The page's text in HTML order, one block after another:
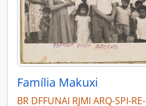
Família Makuxi
BR DFFUNAI RJMI ARQ-SPI-RE-